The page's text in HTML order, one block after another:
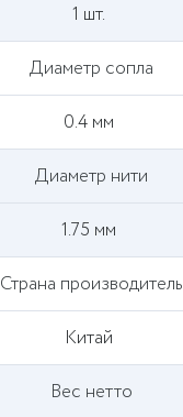
1 шт.
Диаметр сопла
0.4 мм
Диаметр нити
1.75 мм
Страна производитель
Китай
Вес нетто